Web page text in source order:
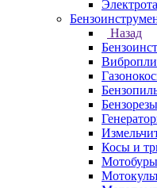
Назад
Бензорезы
Косы и